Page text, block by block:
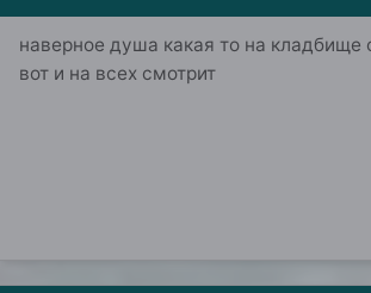
наверное душа какая то на кладбище
вот и на всех смотрит